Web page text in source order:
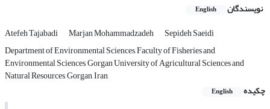
نویسندگان English
Atefeh Tajabadi Marjan Mohammadzadeh
Sepideh Saeidi
Department of Environmental Sciences, Faculty of Fisheries and
Environmental Sciences, Gorgan University of Agricultural Sciences and
Natural Resources, Gorgan, Iran
چکیده
English